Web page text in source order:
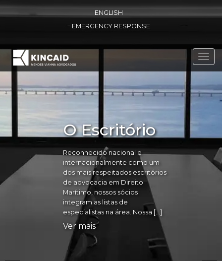
ENGLISH
EMERGENCY RESPONSE
O Escritório
Reconhecido nacional e
internacionalmente como um
dos mais respeitados escritórios
de advocacia em Direito
Marítimo, nossos sócios
integram as listas de
especialistas na área. Nossa […]
Ver mais